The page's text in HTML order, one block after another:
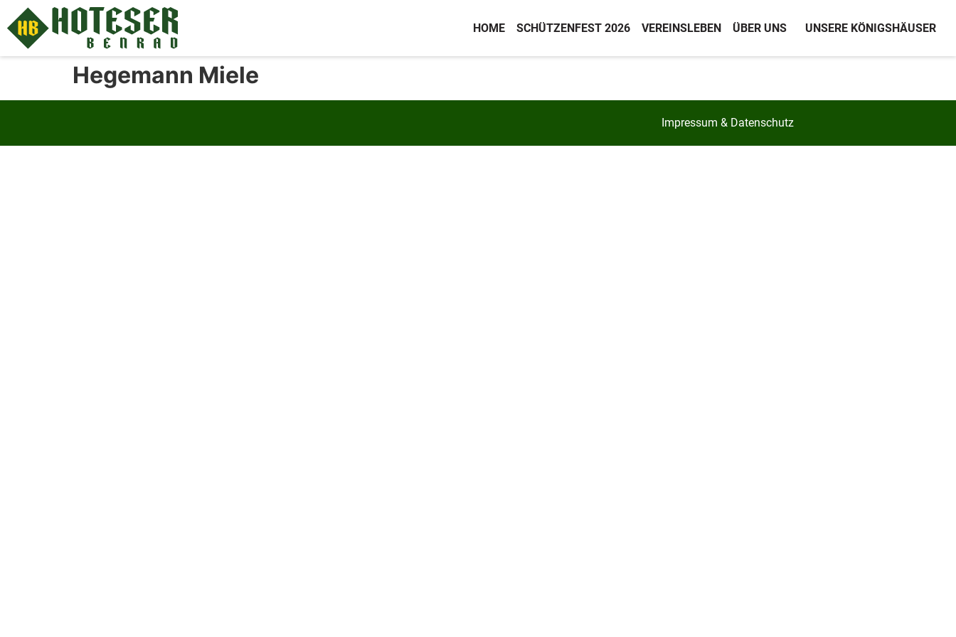
HOME SCHÜTZENFEST 2026 VEREINSLEBEN ÜBER UNS UNSERE KÖNIGSHÄUSER
Hegemann Miele
Impressum & Datenschutz